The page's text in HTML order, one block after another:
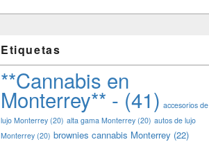
Etiquetas
**Cannabis en
Monterrey** - (41) accesorios de
lujo Monterrey (20) alta gama Monterrey (20) autos de lujo
Monterrey (20) brownies cannabis Monterrey (22)